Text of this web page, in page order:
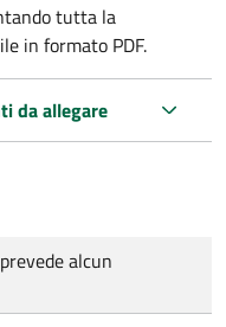
tutta la
in formato PDF.
da allegare
alcun